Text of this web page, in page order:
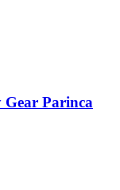
Gear Parinca